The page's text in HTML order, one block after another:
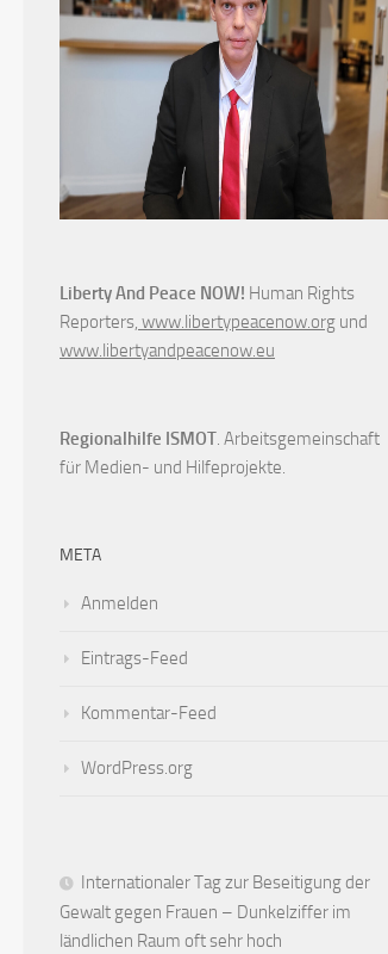
Liberty And Peace NOW! Human Rights
Reporters, www.libertypeacenow.org und
www.libertyandpeacenow.eu
Regionalhilfe ISMOT. Arbeitsgemeinschaft
für Medien- und Hilfeprojekte.
META
Anmelden
Eintrags-Feed
Kommentar-Feed
WordPress.org
Internationaler Tag zur Beseitigung der
Gewalt gegen Frauen – Dunkelziffer im
ländlichen Raum oft sehr hoch